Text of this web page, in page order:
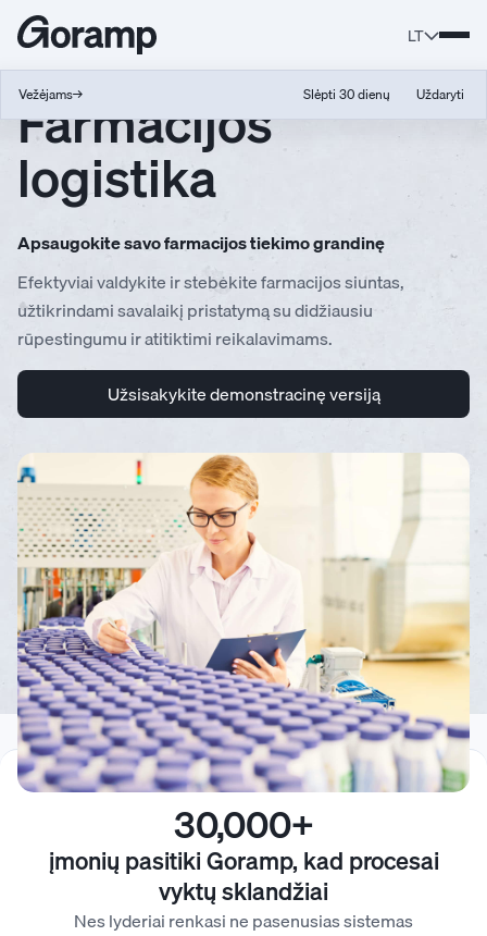
LT
Vežėjams→ Slėpti 30 dienų Uždaryti
Farmacijos
logistika
Apsaugokite savo farmacijos tiekimo grandinę
Efektyviai valdykite ir stebėkite farmacijos siuntas,
užtikrindami savalaikį pristatymą su didžiausiu
rūpestingumu ir atitiktimi reikalavimams.
Užsisakykite demonstracinę versiją
30,000+
įmonių pasitiki Goramp, kad procesai
vyktų sklandžiai
Nes lyderiai renkasi ne pasenusias sistemas